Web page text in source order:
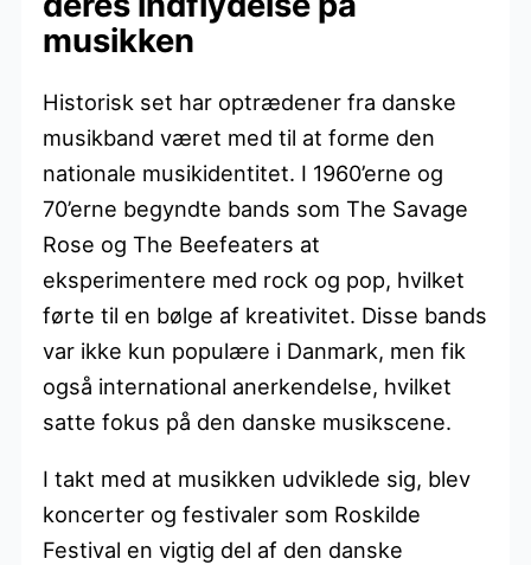
musikken
Historisk set har optrædener fra danske
musikband været med til at forme den
nationale musikidentitet. I 1960’erne og
70’erne begyndte bands som The Savage
Rose og The Beefeaters at
eksperimentere med rock og pop, hvilket
førte til en bølge af kreativitet. Disse bands
var ikke kun populære i Danmark, men fik
også international anerkendelse, hvilket
satte fokus på den danske musikscene.
I takt med at musikken udviklede sig, blev
koncerter og festivaler som Roskilde
Festival en vigtig del af den danske